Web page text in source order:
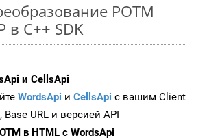
POTM
в C++ SDK
и CellsApi
WordsApi и CellsApi с вашим Client
Base URL и версией API
в HTML с WordsApi